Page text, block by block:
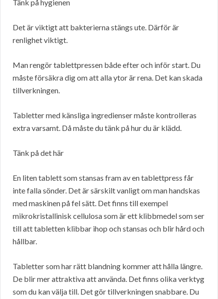
Tänk på hygienen
Det är viktigt att bakterierna stängs ute. Därför är
renlighet viktigt.
Man rengör tablettpressen både efter och inför start. Du
måste försäkra dig om att alla ytor är rena. Det kan skada
tillverkningen.
Tabletter med känsliga ingredienser måste kontrolleras
extra varsamt. Då måste du tänk på hur du är klädd.
Tänk på det här
En liten tablett som stansas fram av en tablettpress får
inte falla sönder. Det är särskilt vanligt om man handskas
med maskinen på fel sätt. Det finns till exempel
mikrokristallinisk cellulosa som är ett klibbmedel som ser
till att tabletten klibbar ihop och stansas och blir hård och
hållbar.
Tabletter som har rätt blandning kommer att hålla längre.
De blir mer attraktiva att använda. Det finns olika verktyg
som du kan välja till. Det gör tillverkningen snabbare. Du